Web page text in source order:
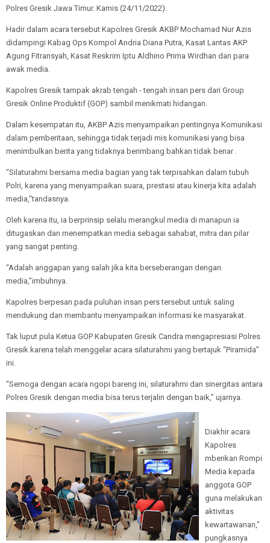
Polres Gresik Jawa Timur. Kamis (24/11/2022).
Hadir dalam acara tersebut Kapolres Gresik AKBP Mochamad Nur Azis
didampingi Kabag Ops Kompol Andria Diana Putra, Kasat Lantas AKP
Agung Fitransyah, Kasat Reskrim Iptu Aldhino Prima Wirdhan dan para
awak media.
Kapolres Gresik tampak akrab tengah - tengah insan pers dari Group
Gresik Online Produktif (GOP) sambil menikmati hidangan.
Dalam kesempatan itu, AKBP Azis menyampaikan pentingnya Komunikasi
dalam pemberitaan, sehingga tidak terjadi mis komunikasi yang bisa
menimbulkan berita yang tidaknya berimbang bahkan tidak benar .
“Silaturahmi bersama media bagian yang tak terpisahkan dalam tubuh
Polri, karena yang menyampaikan suara, prestasi atau kinerja kita adalah
media,"tandasnya.
Oleh karena itu, ia berprinsip selalu merangkul media di manapun ia
ditugaskan dan menempatkan media sebagai sahabat, mitra dan pilar
yang sangat penting.
“Adalah anggapan yang salah jika kita berseberangan dengan
media,"imbuhnya.
Kapolres berpesan pada puluhan insan pers tersebut untuk saling
mendukung dan membantu menyampaikan informasi ke masyarakat.
Tak luput pula Ketua GOP Kabupaten Gresik Candra mengapresiasi Polres
Gresik karena telah menggelar acara silaturahmi yang bertajuk “Piramida”
ini.
“Semoga dengan acara ngopi bareng ini, silaturahmi dan sinergitas antara
Polres Gresik dengan media bisa terus terjalin dengan baik,” ujarnya.
Diakhir acara
Kapolres
mberikan Rompi
Media kepada
anggota GOP
guna melakukan
aktivitas
kewartawanan,"
pungkasnya